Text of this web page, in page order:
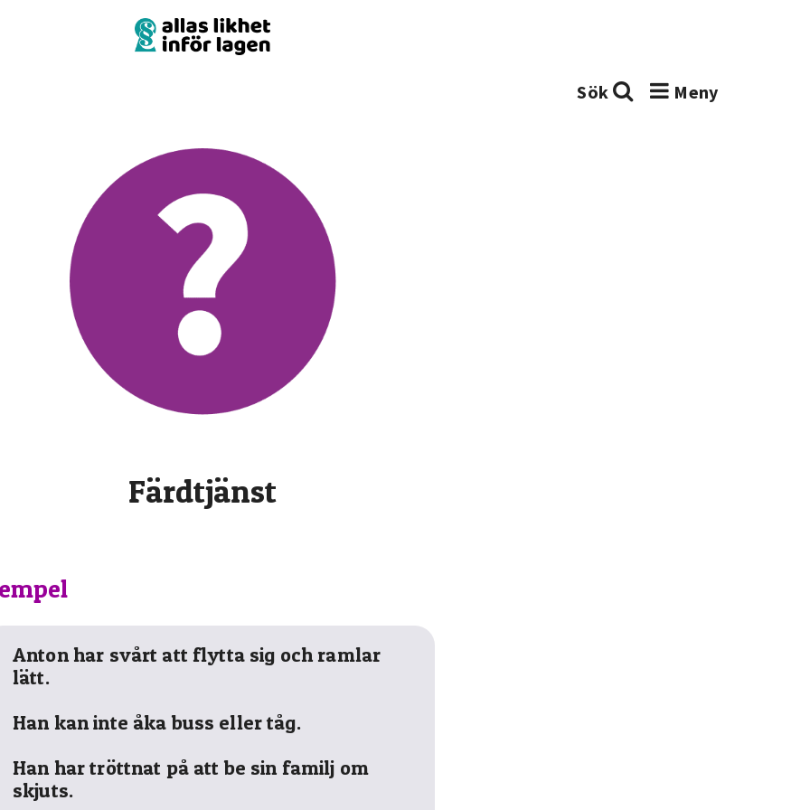
Färdtjänst
Anton har svårt att flytta sig och ramlar
lätt.
Han kan inte åka buss eller tåg.
Han har tröttnat på att be sin familj om
skjuts.